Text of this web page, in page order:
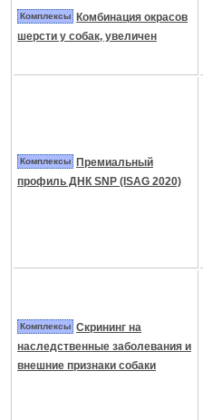
Комплексы
Комбинация окрасов
шерсти у собак, увеличен
Комплексы
Премиальный
профиль ДНК SNP (ISAG 2020)
Комплексы Скрининг на
наследственные заболевания и
внешние признаки собаки